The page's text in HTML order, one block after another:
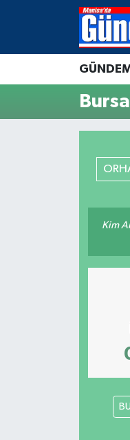
Kim
Manisa Hava
Manisa Trafik
Süper Lig Puan
Tüm Manşetler
Haber Arşivi